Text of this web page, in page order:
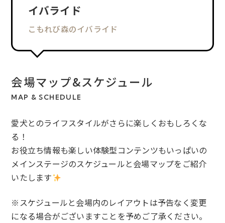
イバライド
こもれび森のイバライド
会場マップ&スケジュール
MAP & SCHEDULE
愛犬とのライフスタイルがさらに楽しくおもしろくな
る！
お役立ち情報も楽しい体験型コンテンツもいっぱいの
メインステージのスケジュールと会場マップをご紹介
いたします
※スケジュールと会場内のレイアウトは予告なく変更
になる場合がございますことを予めご了承ください。